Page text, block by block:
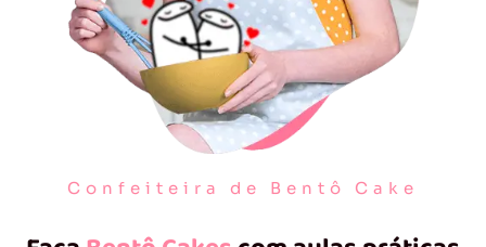
Confeiteira de Bentô Cake